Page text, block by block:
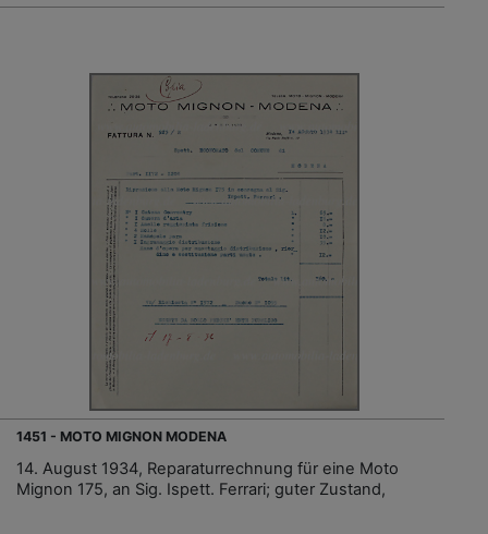
1451 - MOTO MIGNON MODENA
14. August 1934, Reparaturrechnung für eine Moto
Mignon 175, an Sig. Ispett. Ferrari; guter Zustand,